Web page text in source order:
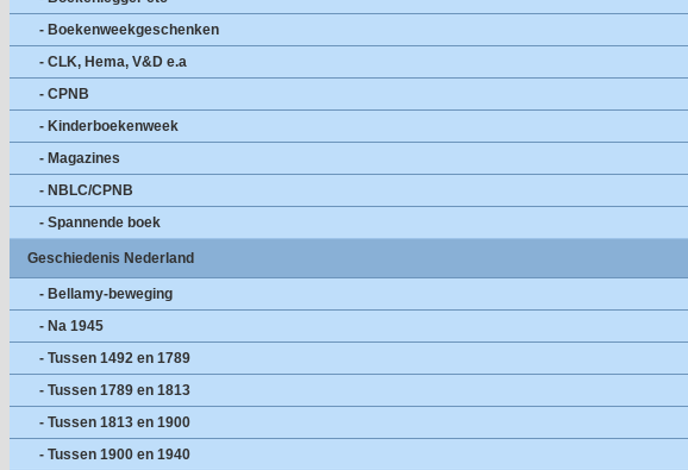
- Boekenweekgeschenken
- CLK, Hema, V&D e.a
- CPNB
- Kinderboekenweek
- Magazines
- NBLC/CPNB
- Spannende boek
Geschiedenis Nederland
- Bellamy-beweging
- Na 1945
- Tussen 1492 en 1789
- Tussen 1789 en 1813
- Tussen 1813 en 1900
- Tussen 1900 en 1940